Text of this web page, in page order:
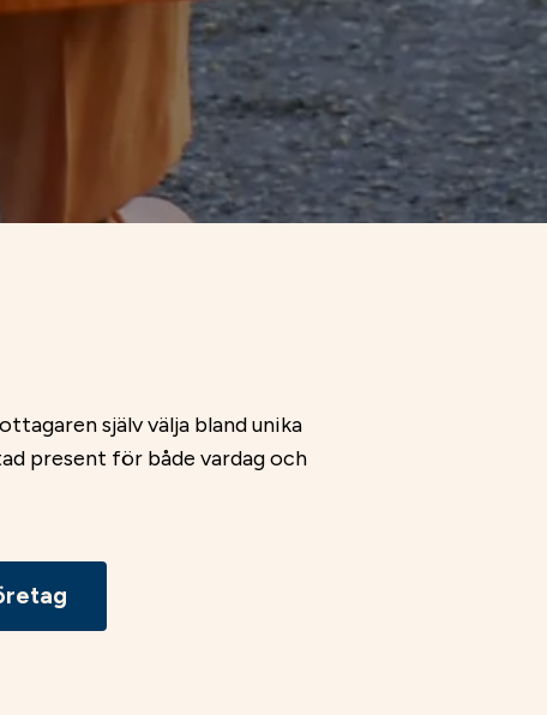
själv välja bland unika
present för både vardag och